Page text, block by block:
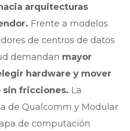
arquitecturas
Frente a modelos
de centros de datos
demandan mayor
hardware y mover
sin fricciones. La
de Qualcomm y Modular
de computación